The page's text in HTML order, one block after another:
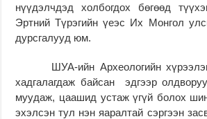
нүүдэлчдэд холбогдох бөгөөд
Эртний Түрэгийн үеэс Их Монгол
дурсгалууд юм.
ШУА-ийн Археологийн
хадгалагдаж байсан эдгээр
муудаж, цаашид устаж үгүй болох
эхэлсэн тул нэн яаралтай сэргээн